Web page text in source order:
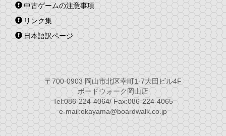
中古ゲームの注意事項
リンク集
日本語訳ページ
〒700-0903 岡山市北区幸町1-7大田ビル4F
ボードウォーク岡山店
Tel:086-224-4064/ Fax:086-224-4065
e-mail:okayama@boardwalk.co.jp